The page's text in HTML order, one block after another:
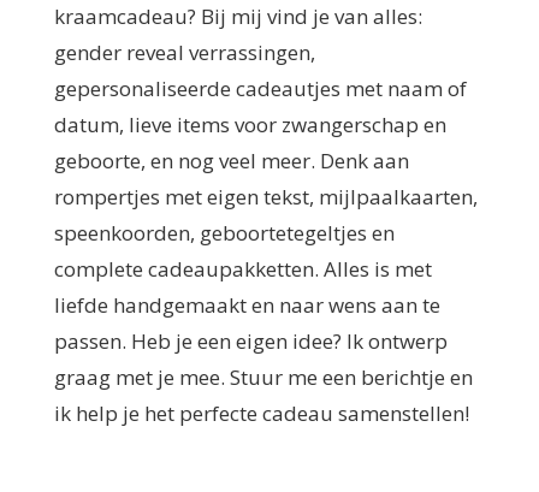
kraamcadeau? Bij mij vind je van alles:
gender reveal verrassingen,
gepersonaliseerde cadeautjes met naam of
datum, lieve items voor zwangerschap en
geboorte, en nog veel meer. Denk aan
rompertjes met eigen tekst, mijlpaalkaarten,
speenkoorden, geboortetegeltjes en
complete cadeaupakketten. Alles is met
liefde handgemaakt en naar wens aan te
passen. Heb je een eigen idee? Ik ontwerp
graag met je mee. Stuur me een berichtje en
ik help je het perfecte cadeau samenstellen!